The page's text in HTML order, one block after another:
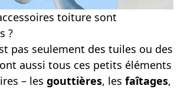
toiture sont
?
pas seulement des tuiles ou des
aussi tous ces petits éléments
– les gouttières, les faîtages,